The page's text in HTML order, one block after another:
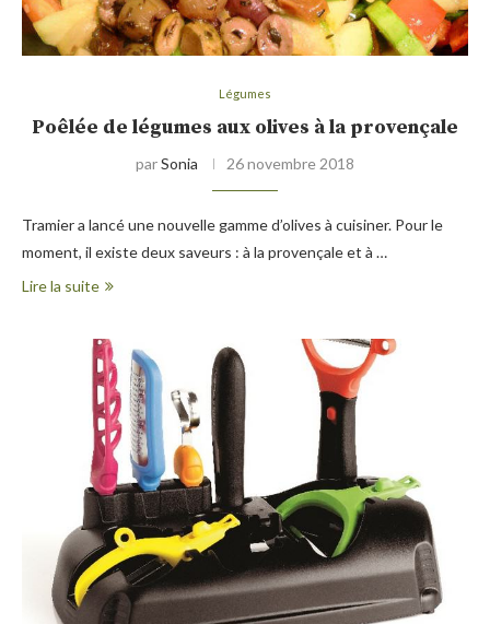
Légumes
Poêlée de légumes aux olives à la provençale
parSonia 26 novembre 2018
Tramier a lancé une nouvelle gamme d’olives à cuisiner. Pour le
moment, il existe deux saveurs : à la provençale et à …
Lire la suite